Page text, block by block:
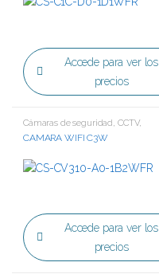
Accede para ver los
precios
Cámaras de seguridad CCTV,
CAMARA WIFI C3W
Accede para ver los
precios